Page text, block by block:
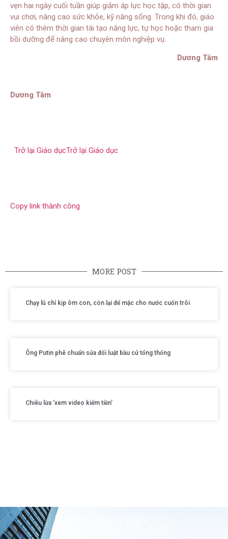
vẹn hai ngày cuối tuần giúp giảm áp lực học tập, có thời gian
vui chơi, nâng cao sức khỏe, kỹ năng sống. Trong khi đó, giáo
viên có thêm thời gian tái tạo năng lực, tự học hoặc tham gia
bồi dưỡng để nâng cao chuyên môn nghiệp vụ.
Dương Tâm
Dương Tâm
Trở lại Giáo dụcTrở lại Giáo dục
Copy link thành công
MORE POST
Chạy lũ chỉ kịp ôm con, còn lại để mặc cho nước cuốn trôi
Ông Putin phê chuẩn sửa đổi luật bầu cử tổng thống
Chiêu lừa ‘xem video kiếm tiền’
VN99NEWS